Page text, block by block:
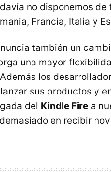
no disponemos de
Francia, Italia y
también un
una mayor
los
sus productos y
del Kindle Fire a
en recibir